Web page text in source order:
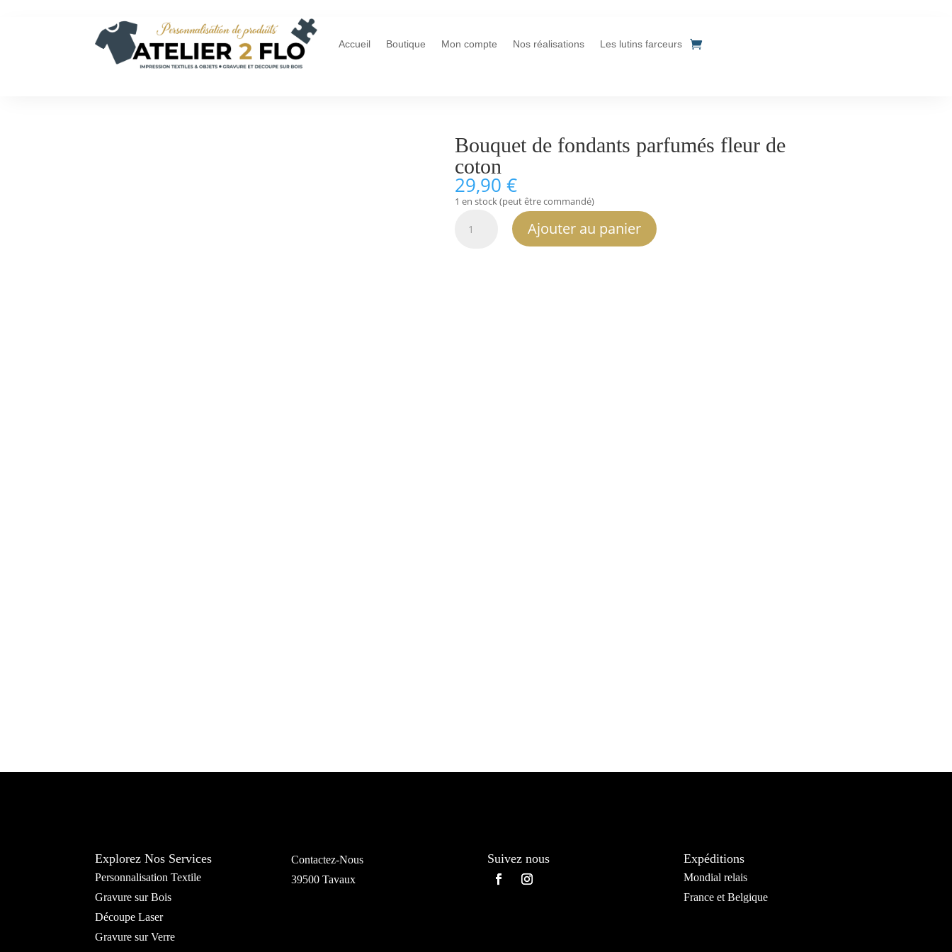
Accueil Boutique Mon compte Nos réalisations Les lutins farceurs
Bouquet de fondants parfumés fleur de
coton
29,90€
1 en stock (peut être commandé)
Ajouter au panier
Explorez Nos Services
Personnalisation Textile
Gravure sur Bois
Découpe Laser
Gravure sur Verre
Contactez-Nous
39500 Tavaux
Suivez nous Expéditions
Mondial relais
France et Belgique